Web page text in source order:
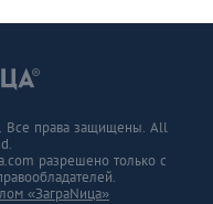
Все права защищены. All
разрешено только с
«ЗаграNица»